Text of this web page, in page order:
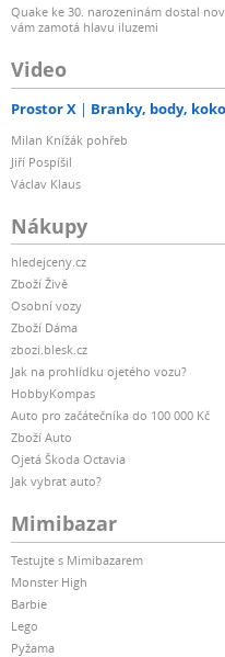
Quake ke 30. narozeninám dostal
vám zamotá hlavu iluzemi
Video
Prostor X Branky, body,
Milan Knížák pohřeb
Jiří Pospíšil
Václav Klaus
Nákupy
hledejceny.cz
Zboží Živě
Osobní vozy
Zboží Dáma
zbozi.blesk.cz
Jak na prohlídku ojetého vozu?
HobbyKompas
Auto pro začátečníka do 100 000 Kč
Zboží Auto
Ojetá Škoda Octavia
Jak vybrat auto?
Mimibazar
Testujte s Mimibazarem
Monster High
Barbie
Lego
Pyžama